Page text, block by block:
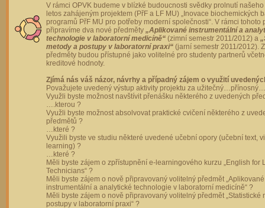
V rámci OPVK budeme v blízké budoucnosti svědky prolnutí
letos zahájeným projektem (PřF a LF MU) „Inovace biochemických
programů PřF MU pro potřeby moderní společnosti“. V rámci tohoto
připravíme dva nové předměty „Aplikované instrumentální a
technologie v laboratorní medicíně“ (zimní semestr 2011/2012) a
metody a postupy v laboratorní praxi“ (jarní semestr 2011/2012).
předměty budou přístupné jako volitelné pro studenty partnerů
kreditové hodnoty.
Zjímá nás váš názor, návrhy a případný zájem o využití
Považujete uvedený výstup aktivity projektu za
Využli byste možnost navštívit přenášku některého z uvedených
….kterou ?
Využli byste možnost absolvovat praktické cvičení některého z
předmětů ?
…které ?
Využili byste ve studiu některé uvedené učební opory (učební text,
learning) ?
…které ?
Měli byste zájem o zpřístupnění e-learningového kurzu „English for
Technicians“ ?
Měli byste zájem o nově připravovaný volitelný předmět „Aplikované
instrumentální a analytické technologie v laboratorní medicíně“ ?
Měli byste zájem o nově připravovaný volitelný předmět „Statistické
postupy v laboratorní praxi“ ?